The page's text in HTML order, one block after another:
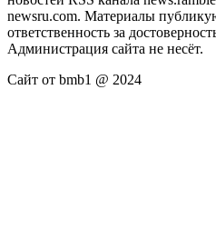
newsru.com. Материалы
ответственность за
Администрация сайта не несёт.
Сайт от bmb1 @ 2024